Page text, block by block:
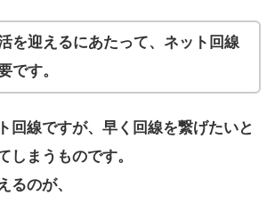
を迎えるにあたって、ネット回線
です。
回線ですが、早く回線を繋げたいと
しまうものです。
るのが、